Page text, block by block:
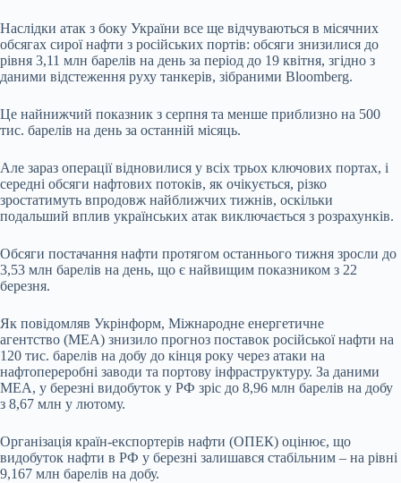
Наслідки атак з боку України все ще відчуваються в місячних
обсягах сирої нафти з російських портів: обсяги знизилися до
рівня 3,11 млн барелів на день за період до 19 квітня, згідно з
даними відстеження руху танкерів, зібраними Bloomberg.
Це найнижчий показник з серпня та менше приблизно на 500
тис. барелів на день за останній місяць.
Але зараз операції відновилися у всіх трьох ключових портах, і
середні обсяги нафтових потоків, як очікується, різко
зростатимуть впродовж найближчих тижнів, оскільки
подальший вплив українських атак виключається з розрахунків.
Обсяги постачання нафти протягом останнього тижня зросли до
3,53 млн барелів на день, що є найвищим показником з 22
березня.
Як повідомляв Укрінформ, Міжнародне енергетичне
агентство (МЕА) знизило прогноз поставок російської нафти на
120 тис. барелів на добу до кінця року через атаки на
нафтопереробні заводи та портову інфраструктуру. За даними
МЕА, у березні видобуток у РФ зріс до 8,96 млн барелів на добу
з 8,67 млн у лютому.
Організація країн-експортерів нафти (ОПЕК) оцінює, що
видобуток нафти в РФ у березні залишався стабільним – на рівні
9,167 млн барелів на добу.